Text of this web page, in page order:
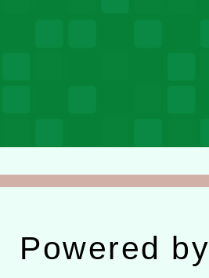
Powered by